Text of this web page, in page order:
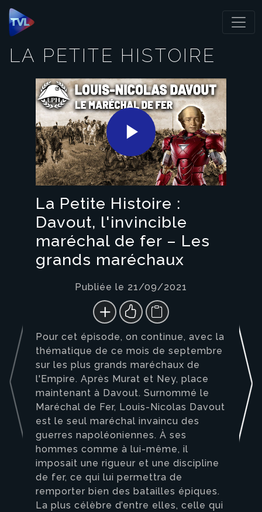
Panneau de gestion des cookies
LA PETITE HISTOIRE
Play
Video
La Petite Histoire :
Davout, l'invincible
maréchal de fer – Les
grands maréchaux
Publiée le 21/09/2021
Pour cet épisode, on continue, avec la
thématique de ce mois de septembre
sur les plus grands maréchaux de
l'Empire. Après Murat et Ney, place
maintenant à Davout. Surnommé le
Maréchal de Fer, Louis-Nicolas Davout
est le seul maréchal invaincu des
guerres napoléoniennes. À ses
hommes comme à lui-même, il
imposait une rigueur et une discipline
de fer, ce qui lui permettra de
remporter bien des batailles épiques.
La plus célèbre d’entre elles, celle qui